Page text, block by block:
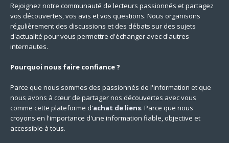
Rejoignez notre communauté de lecteurs passionnés et partagez
vos découvertes, vos avis et vos questions. Nous organisons
régulièrement des discussions et des débats sur des sujets
d'actualité pour vous permettre d'échanger avec d'autres
internautes.
Pourquoi nous faire confiance ?
Parce que nous sommes des passionnés de l'information et que
nous avons à cœur de partager nos découvertes avec vous
comme cette plateforme d'achat de liens. Parce que nous
croyons en l'importance d'une information fiable, objective et
accessible à tous.